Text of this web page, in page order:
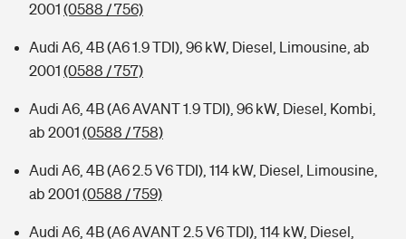
2001 (0588 / 756)
Audi A6, 4B (A6 1.9 TDI), 96 kW, Diesel, Limousine, ab
2001 (0588 / 757)
Audi A6, 4B (A6 AVANT 1.9 TDI), 96 kW, Diesel, Kombi,
ab 2001 (0588 / 758)
Audi A6, 4B (A6 2.5 V6 TDI), 114 kW, Diesel, Limousine,
ab 2001 (0588 / 759)
Audi A6, 4B (A6 AVANT 2.5 V6 TDI), 114 kW, Diesel,